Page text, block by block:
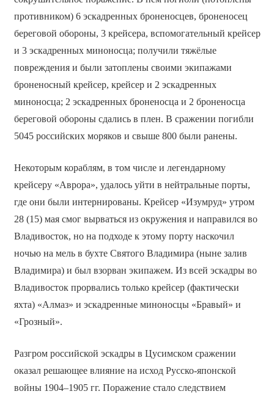
противником) 6 эскадренных броненосцев, броненосец
береговой обороны, 3 крейсера, вспомогательный крейсер
и 3 эскадренных миноносца; получили тяжёлые
повреждения и были затоплены своими экипажами
броненосный крейсер, крейсер и 2 эскадренных
миноносца; 2 эскадренных броненосца и 2 броненосца
береговой обороны сдались в плен. В сражении погибли
5045 российских моряков и свыше 800 были ранены.
Некоторым кораблям, в том числе и легендарному
крейсеру «Аврора», удалось уйти в нейтральные порты,
где они были интернированы. Крейсер «Изумруд» утром
28 (15) мая смог вырваться из окружения и направился во
Владивосток, но на подходе к этому порту наскочил
ночью на мель в бухте Святого Владимира (ныне залив
Владимира) и был взорван экипажем. Из всей эскадры во
Владивосток прорвались только крейсер (фактически
яхта) «Алмаз» и эскадренные миноносцы «Бравый» и
«Грозный».
Разгром российской эскадры в Цусимском сражении
оказал решающее влияние на исход Русско-японской
войны 1904–1905 гг. Поражение стало следствием